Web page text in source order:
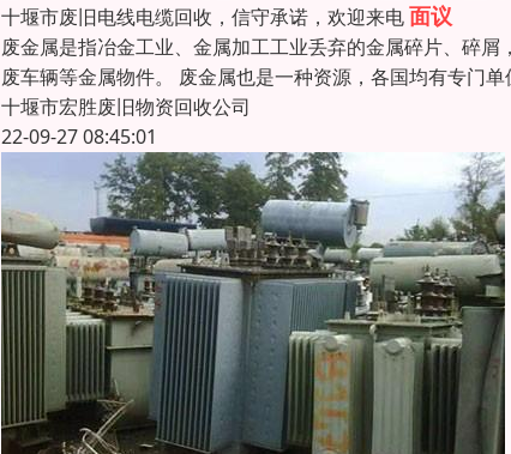
十堰市废旧电线电缆回收，信守承诺，欢迎来电面议
废金属是指冶金工业、金属加工工业丢弃的金属碎片、碎
废车辆等金属物件。 废金属也是一种资源，各国均有专门
十堰市宏胜废旧物资回收公司
22-09-27 08:45:01